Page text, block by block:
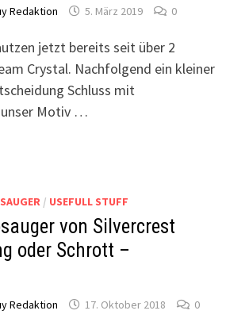
Redaktion 5. März 2019 0
jetzt bereits seit über 2
Crystal. Nachfolgend ein kleiner
Schluss mit
Motiv …
/ USEFULL STUFF
von Silvercrest
oder Schrott –
Redaktion 17. Oktober 2018 0